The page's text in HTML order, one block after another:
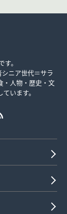
。
ニア世代＝サラ
・人物・歴史・文
います。